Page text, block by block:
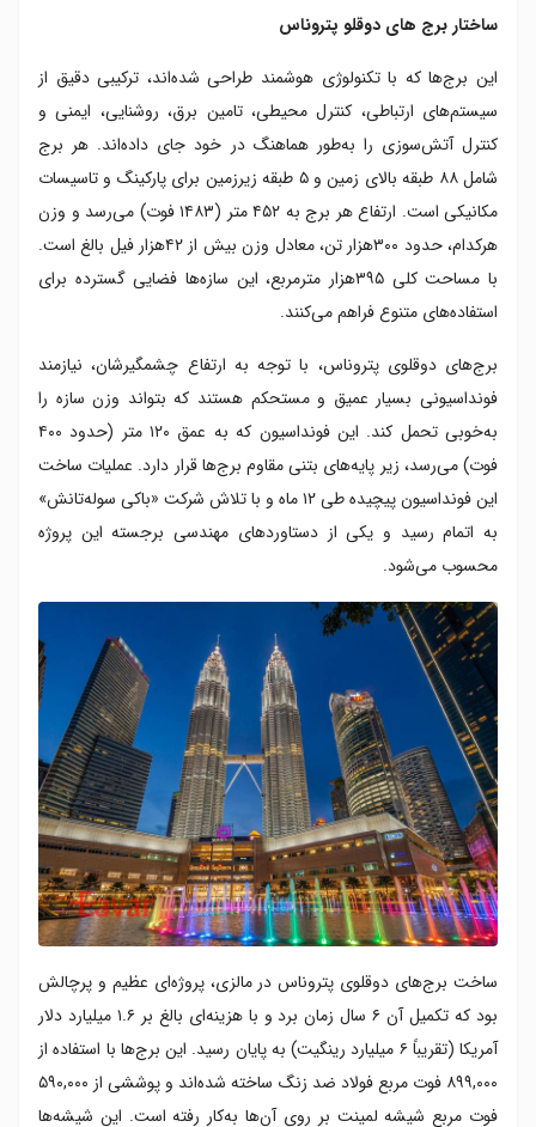
ساختار برج های دوقلو پتروناس
این برج‌ها که با تکنولوژی هوشمند طراحی شده‌اند، ترکیبی دقیق از
سیستم‌های ارتباطی، کنترل محیطی، تامین برق، روشنایی، ایمنی و
کنترل آتش‌سوزی را به‌طور هماهنگ در خود جای داده‌اند. هر برج
شامل ۸۸ طبقه بالای زمین و ۵ طبقه زیرزمین برای پارکینگ و تاسیسات
مکانیکی است. ارتفاع هر برج به ۴۵۲ متر (۱۴۸۳ فوت) می‌رسد و وزن
هرکدام، حدود ۳۰۰هزار تن، معادل وزن بیش از ۴۲هزار فیل بالغ است.
با مساحت کلی ۳۹۵هزار مترمربع، این سازه‌ها فضایی گسترده برای
استفاده‌های متنوع فراهم می‌کنند.
برج‌های دوقلوی پتروناس، با توجه به ارتفاع چشمگیرشان، نیازمند
فونداسیونی بسیار عمیق و مستحکم هستند که بتواند وزن سازه را
به‌خوبی تحمل کند. این فونداسیون که به عمق ۱۲۰ متر (حدود ۴۰۰
فوت) می‌رسد، زیر پایه‌های بتنی مقاوم برج‌ها قرار دارد. عملیات ساخت
این فونداسیون پیچیده طی ۱۲ ماه و با تلاش شرکت «باکی سوله‌تانش»
به اتمام رسید و یکی از دستاوردهای مهندسی برجسته این پروژه
محسوب می‌شود.
ساخت برج‌های دوقلوی پتروناس در مالزی، پروژه‌ای عظیم و پرچالش
بود که تکمیل آن ۶ سال زمان برد و با هزینه‌ای بالغ بر ۱.۶ میلیارد دلار
آمریکا (تقریباً ۶ میلیارد رینگیت) به پایان رسید. این برج‌ها با استفاده از
۸۹۹,۰۰۰ فوت مربع فولاد ضد زنگ ساخته شده‌اند و پوششی از ۵۹۰,۰۰۰
فوت مربع شیشه لمینت بر روی آن‌ها به‌کار رفته است. این شیشه‌ها